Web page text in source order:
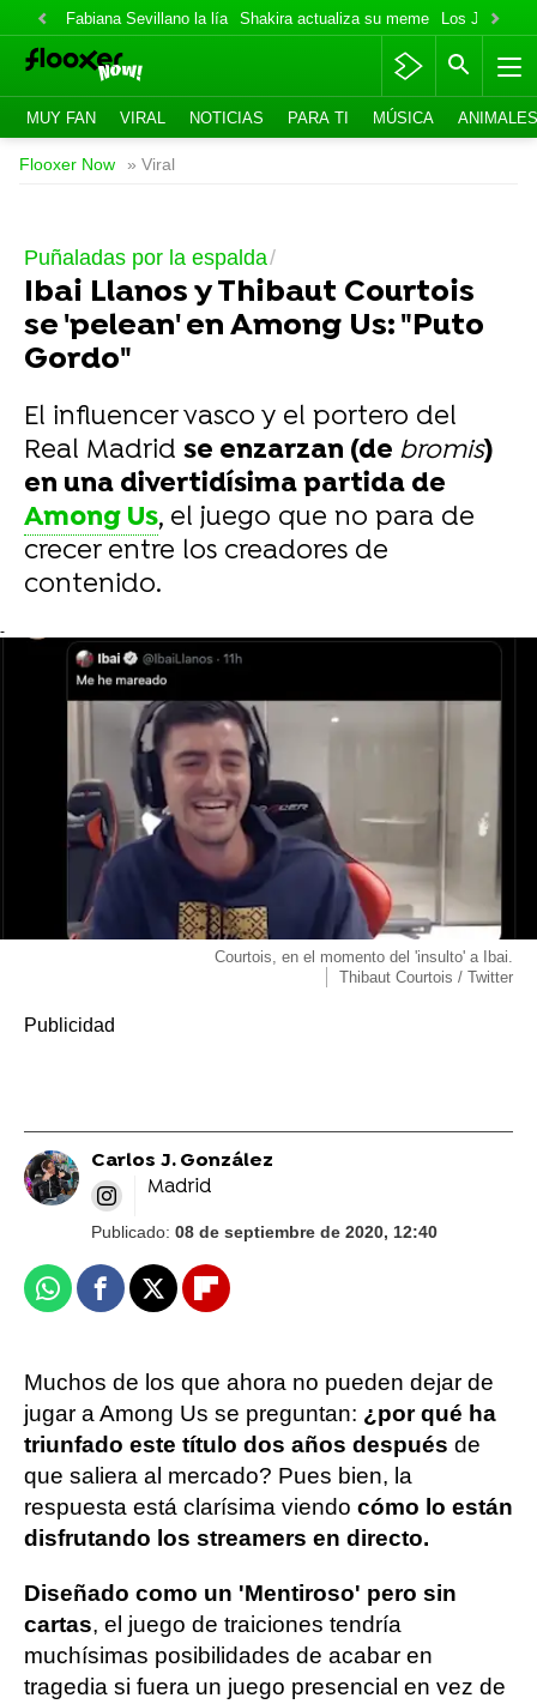
Fabiana Sevillano la lía Shakira actualiza su meme Los Jonas
MUY FAN VIRAL NOTICIAS PARA TI MÚSICA ANIMALES
Flooxer Now » Viral
Puñaladas por la espalda
Ibai Llanos y Thibaut Courtois
se 'pelean' en Among Us: "Puto
Gordo"
El influencer vasco y el portero del
Real Madrid se enzarzan (de bromis)
en una divertidísima partida de
Among Us, el juego que no para de
crecer entre los creadores de
contenido.
-
Courtois, en el momento del 'insulto' a Ibai.
Thibaut Courtois / Twitter
Carlos J. González
Madrid
Publicado: 08 de septiembre de 2020, 12:40
WhatsappFacebook
X Flipboard
Muchos de los que ahora no pueden dejar de
jugar a Among Us se preguntan: ¿por qué ha
triunfado este título dos años después de
que saliera al mercado? Pues bien, la
respuesta está clarísima viendo cómo lo están
disfrutando los streamers en directo.
Diseñado como un 'Mentiroso' pero sin
cartas, el juego de traiciones tendría
muchísimas posibilidades de acabar en
tragedia si fuera un juego presencial en vez de